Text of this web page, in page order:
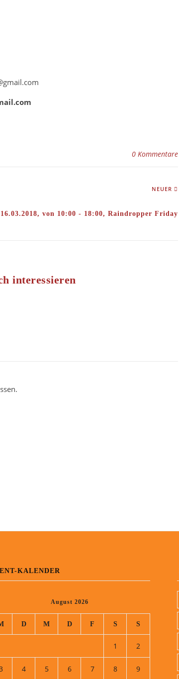
0 Kommentare
NEUER
16.03.2018, von 10:00 - 18:00, Raindropper Friday
interessieren
KALENDER
August 2026
D M D F S S
1 2
4 5 6 7 8 9